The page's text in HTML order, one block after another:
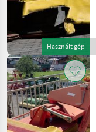
Használt gép